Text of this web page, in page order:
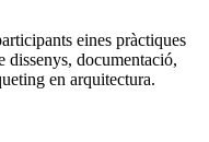
eines pràctiques
dissenys, documentació,
en arquitectura.